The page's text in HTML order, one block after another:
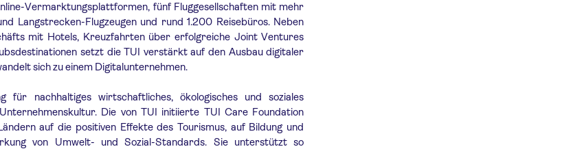
Vermarktungsplattformen, fünf Fluggesellschaften mit mehr
Langstrecken-Flugzeugen und rund 1.200 Reisebüros. Neben
mit Hotels, Kreuzfahrten über erfolgreiche Joint Ventures
setzt die TUI verstärkt auf den Ausbau digitaler
sich zu einem Digitalunternehmen.
für nachhaltiges wirtschaftliches, ökologisches und soziales
Die von TUI initiierte TUI Care Foundation
auf die positiven Effekte des Tourismus, auf Bildung und
von Umwelt- und Sozial-Standards. Sie unterstützt so